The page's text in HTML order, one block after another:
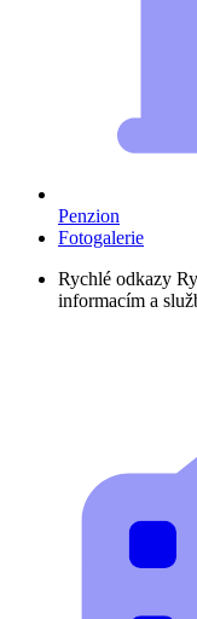
Penzion
Fotogalerie
Rychlé odkazy
informacím a